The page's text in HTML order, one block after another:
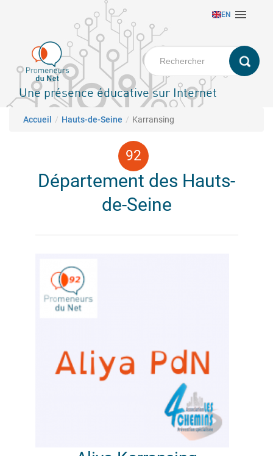
principal
EN 
Une présence éducative sur Internet
Fil d'Ariane
Accueil Hauts-de-Seine Karransing
Département des Hauts-
de-Seine